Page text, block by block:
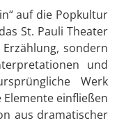
auf die Popkultur
St. Pauli Theater
sondern
und
Werk
einfließen
aus dramatischer